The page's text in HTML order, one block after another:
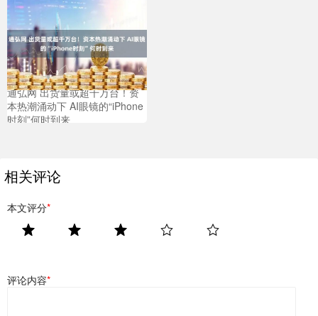
通弘网 出货量或超千万台！资
本热潮涌动下 AI眼镜的“iPhone
时刻”何时到来
相关评论
本文评分*
评论内容*